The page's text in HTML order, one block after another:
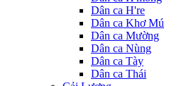
Dân ca H're
Dân ca Khơ Mú
Dân ca Mường
Dân ca Nùng
Dân ca Tày
Dân ca Thái